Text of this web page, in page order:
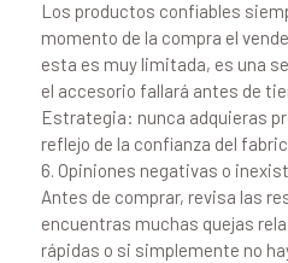
Los productos confiables
momento de la compra el
esta es muy limitada, es una
el accesorio fallará antes de
Estrategia: nunca adquieras
reflejo de la confianza del
6. Opiniones negativas o
Antes de comprar, revisa las
encuentras muchas quejas
rápidas o si simplemente no